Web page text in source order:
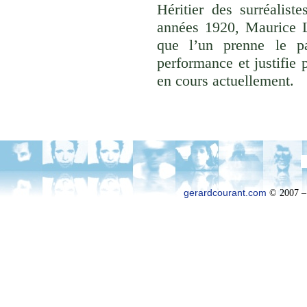
Héritier des
années 1920, Maurice
que l’un prenne le
performance et justifie
en cours actuellement.
gerardcourant.com © 2007